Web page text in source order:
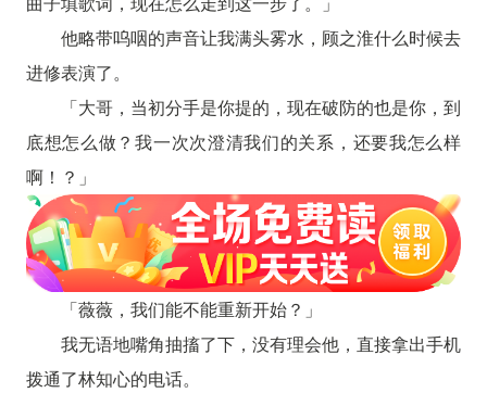
他略带呜咽的声音让我满头雾水，顾之淮什么时候去
进修表演了。
「大哥，当初分手是你提的，现在破防的也是你，到
底想怎么做？我一次次澄清我们的关系，还要我怎么样
啊！？」
「薇薇，我们能不能重新开始？」
我无语地嘴角抽搐了下，没有理会他，直接拿出手机
拨通了林知心的电话。